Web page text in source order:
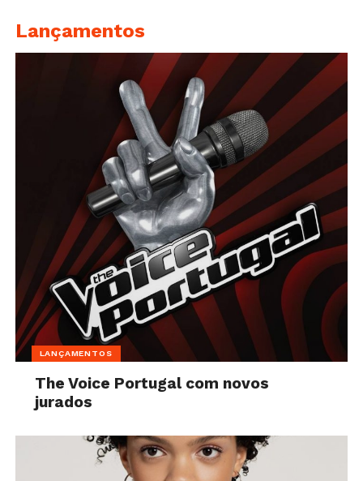
Lançamentos
LANÇAMENTOS
The Voice Portugal com novos
jurados